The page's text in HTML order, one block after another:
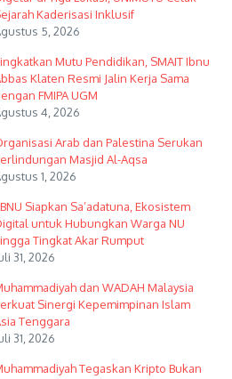
Kaderisasi Inklusif
5, 2026
Mutu Pendidikan, SMAIT Ibnu
Klaten Resmi Jalin Kerja Sama
FMIPA UGM
4, 2026
Arab dan Palestina Serukan
Masjid Al-Aqsa
1, 2026
Siapkan Sa’adatuna, Ekosistem
untuk Hubungkan Warga NU
Tingkat Akar Rumput
31, 2026
dan WADAH Malaysia
Sinergi Kepemimpinan Islam
Tenggara
31, 2026
Tegaskan Kripto Bukan